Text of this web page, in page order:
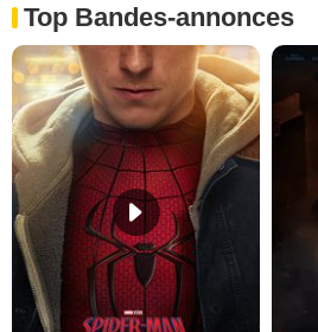
Top Bandes-annonces